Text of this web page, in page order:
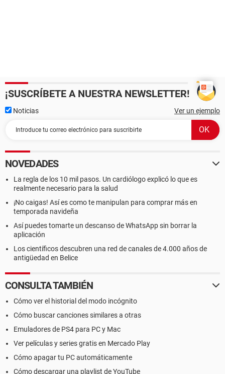
¡SUSCRÍBETE A NUESTRA NEWSLETTER!
Noticias Ver un ejemplo
NOVEDADES
La regla de los 10 mil pasos. Un cardiólogo explicó lo que es
realmente necesario para la salud
¡No caigas! Así es como te manipulan para comprar más en
temporada navideña
Así puedes tomarte un descanso de WhatsApp sin borrar la
aplicación
Los científicos descubren una red de canales de 4.000 años de
antigüedad en Belice
CONSULTA TAMBIÉN
Cómo ver el historial del modo incógnito
Cómo buscar canciones similares a otras
Emuladores de PS4 para PC y Mac
Ver películas y series gratis en Mercado Play
Cómo apagar tu PC automáticamente
Cómo descargar una playlist de YouTube